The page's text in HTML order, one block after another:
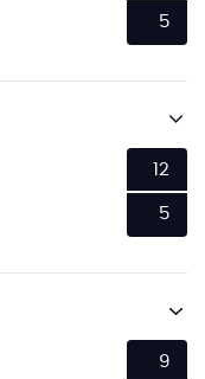
5
12
5
9